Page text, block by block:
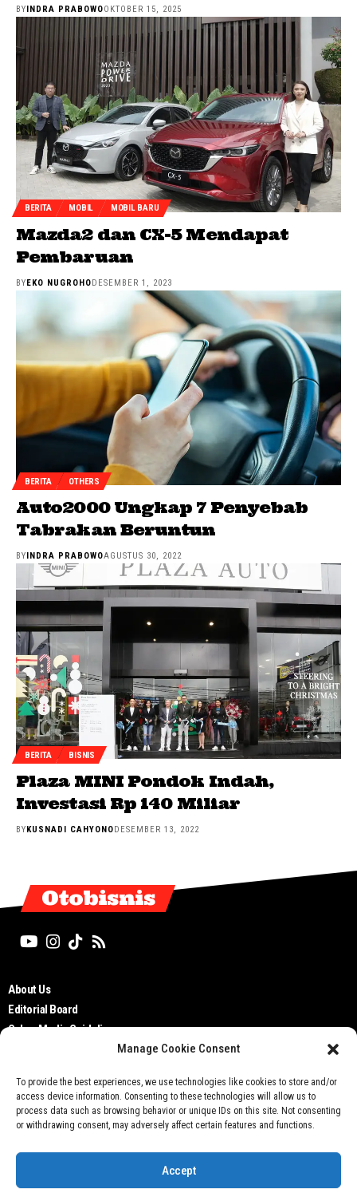
Manage Cookie Consent
To provide the best experiences, we use technologies like cookies to store and/or
access device information. Consenting to these technologies will allow us to
process data such as browsing behavior or unique IDs on this site. Not consenting
or withdrawing consent, may adversely affect certain features and functions.
Accept
BYINDRA PRABOWOOKTOBER 15, 2025
BERITA MOBIL MOBIL BARU
Mazda2 dan CX-5 Mendapat
Pembaruan
BYEKO NUGROHODESEMBER 1, 2023
BERITA OTHERS
Auto2000 Ungkap 7 Penyebab
Tabrakan Beruntun
BY INDRA PRABOWOAGUSTUS 30, 2022
BERITA BISNIS
Plaza MINI Pondok Indah,
Investasi Rp 140 Miliar
BY KUSNADI CAHYONO DESEMBER 13, 2022
Otobisnis
About Us
Editorial Board
Cyber Media Guidelines
Privacy Policy
Contact Us